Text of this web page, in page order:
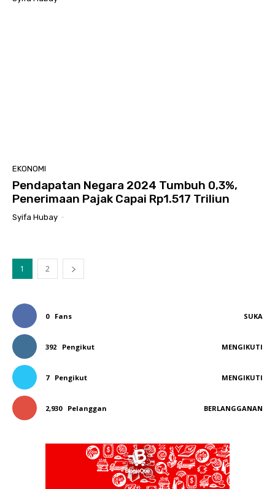
EKONOMI
Pendapatan Negara 2024 Tumbuh 0,3%,
Penerimaan Pajak Capai Rp1.517 Triliun
Syifa Hubay -
1 2
0 Fans SUKA
392 Pengikut MENGIKUTI
7 Pengikut MENGIKUTI
2,930 Pelanggan BERLANGGANAN